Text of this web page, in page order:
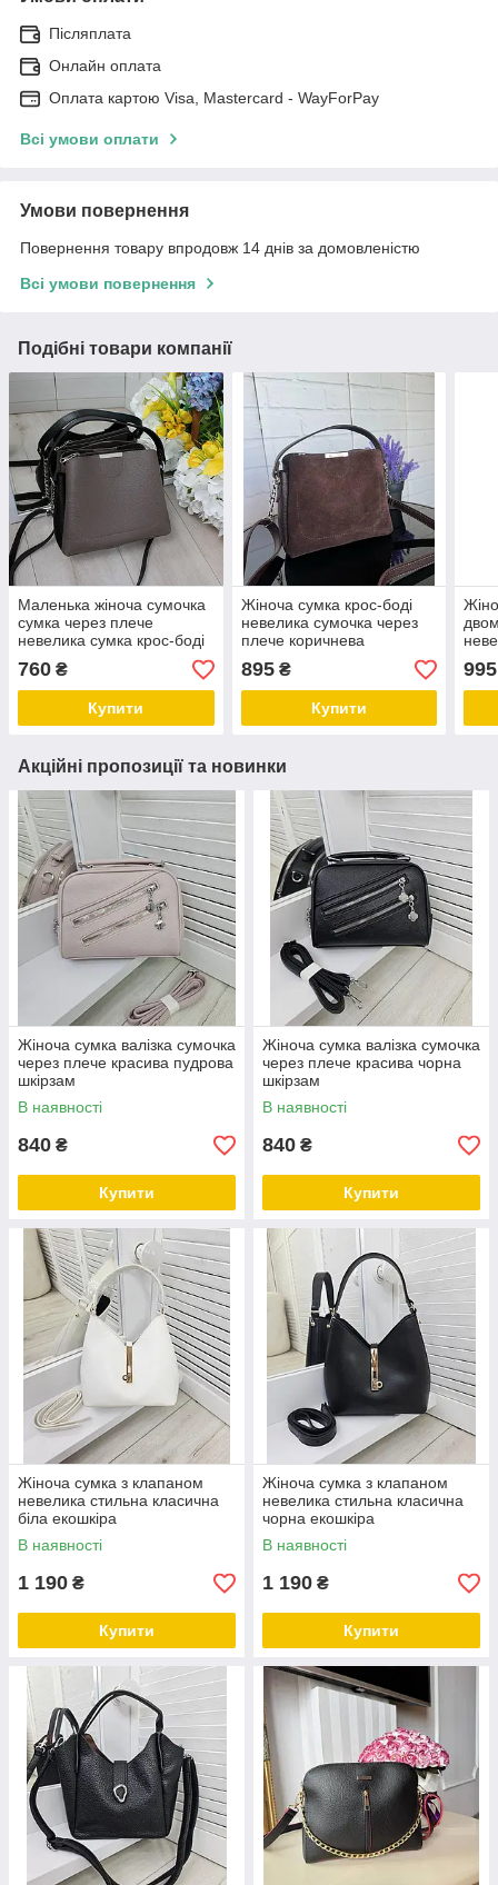
Післяплата
Онлайн оплата
Оплата картою Visa, Mastercard - WayForPay
Всі умови оплати
Умови повернення
Повернення товару впродовж 14 днів за домовленістю
Всі умови повернення
Подібні товари компанії
Маленька жіноча сумочка
сумка через плече
невелика сумка крос-боді
капучино шкірзам
760 ₴
Купити
Жіноча сумка крос-боді
невелика сумочка через
плече коричнева
замша+шкірзам
895₴
Купити
995
Акційні пропозиції та новинки
Жіноча сумка валізка сумочка
через плече красива пудрова
шкірзам
В наявності
840 ₴
Купити
Жіноча сумка валізка сумочка
через плече красива чорна
шкірзам
В наявності
840 ₴
Купити
Жіноча сумка з клапаном
невелика стильна класична
біла екошкіра
В наявності
1 190 ₴
Купити
Жіноча сумка з клапаном
невелика стильна класична
чорна екошкіра
В наявності
1 190 ₴
Купити